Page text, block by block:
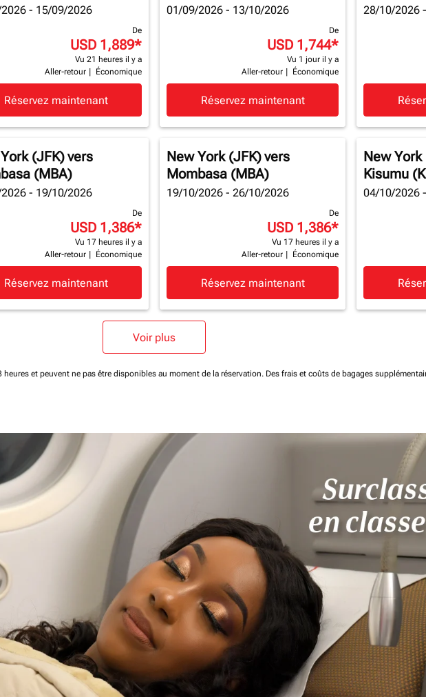
- 15/09/2026
De
USD 1,889*
Vu 21 heures il y a
Aller-retour
Économique
Réservez maintenant
01/09/2026 - 13/10/2026
De
USD 1,744*
Vu 1 jour il y a
Aller-retour
Économique
Réservez maintenant
28/10/2026
(JFK)vers
(MBA)
- 19/10/2026
De
USD 1,386*
Vu 17 heures il y a
Aller-retour
Économique
Réservez maintenant
New York (JFK)vers
Mombasa (MBA)
19/10/2026 - 26/10/2026
De
USD 1,386*
Vu 17 heures il y a
Aller-retour
Économique
Réservez maintenant
New York
Kisumu
04/10/2026
Voir plus
et peuvent ne pas être disponibles au moment de la réservation. Des frais et coûts de bagages